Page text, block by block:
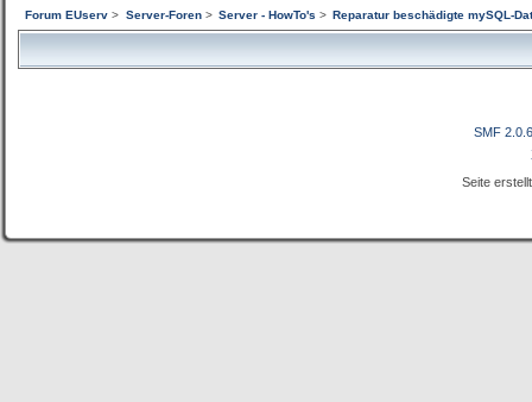
Forum EUserv > Server-Foren> Server - HowTo's > Reparatur beschädigte mySQL-
SMF 2.0.6
Seite